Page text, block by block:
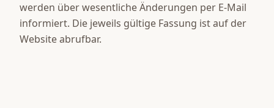
werden über wesentliche Änderungen per E-Mail
informiert. Die jeweils gültige Fassung ist auf der
Website abrufbar.